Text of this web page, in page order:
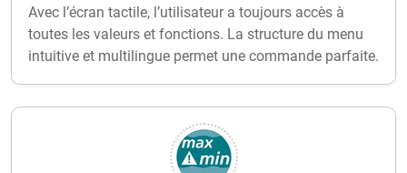
Avec l’écran tactile, l’utilisateur a toujours accès à
toutes les valeurs et fonctions. La structure du menu
intuitive et multilingue permet une commande parfaite.